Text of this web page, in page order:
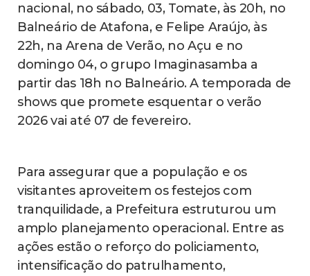
nacional, no sábado, 03, Tomate, às 20h, no
Balneário de Atafona, e Felipe Araújo, às
22h, na Arena de Verão, no Açu e no
domingo 04, o grupo Imaginasamba a
partir das 18h no Balneário. A temporada de
shows que promete esquentar o verão
2026 vai até 07 de fevereiro.
Para assegurar que a população e os
visitantes aproveitem os festejos com
tranquilidade, a Prefeitura estruturou um
amplo planejamento operacional. Entre as
ações estão o reforço do policiamento,
intensificação do patrulhamento,